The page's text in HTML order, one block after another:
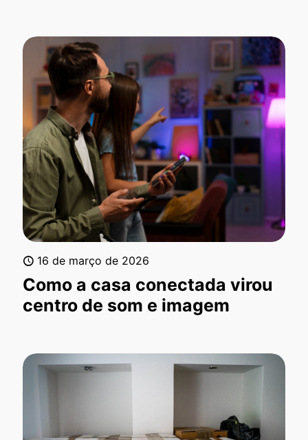
16 de março de 2026
Como a casa conectada virou
centro de som e imagem